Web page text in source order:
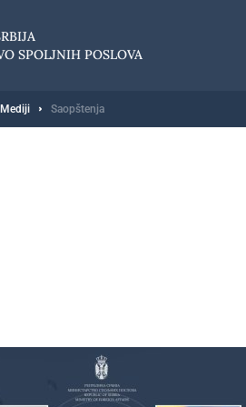
SPOLJNIH POSLOVA
Mediji Saopštenja